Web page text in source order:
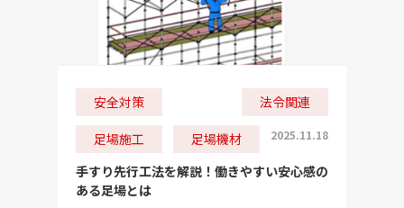
安全対策 法令関連
足場施工 足場機材 2025.11.18
手すり先行工法を解説！働きやすい安心感の
ある足場とは